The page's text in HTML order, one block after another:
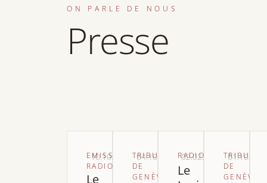
ON PARLE DE NOUS
Presse
EMISSION
RADIOLAC
10.10.2024
Le
TRIBUNE
DE
GENÈVE
04.10.2024 RADIOLAC
02.02.2023
Le
TRIBUNE
DE
GENÈVE